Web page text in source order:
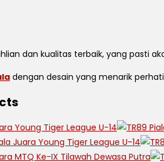
dan kualitas terbaik, yang pasti
dengan desain yang menarik